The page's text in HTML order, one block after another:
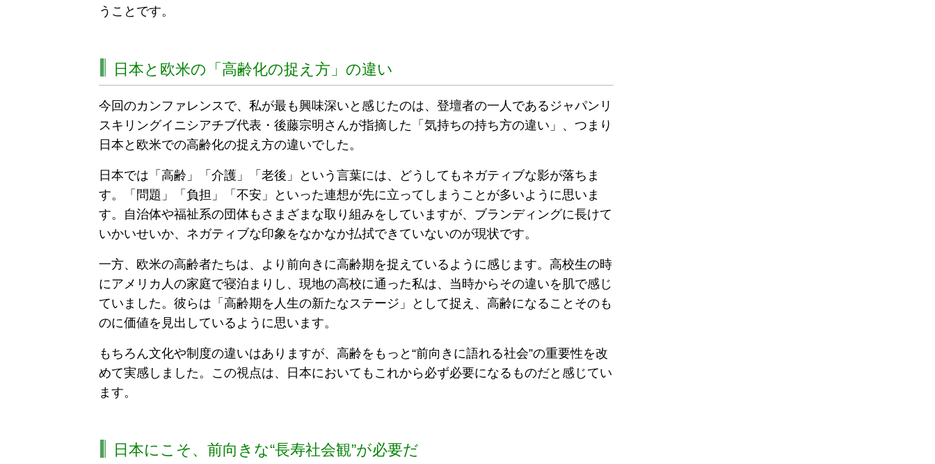
うことです。
日本と欧米の「高齢化の捉え方」の違い
今回のカンファレンスで、私が最も興味深いと感じたのは、登壇者の一人であるジャパンリ
スキリングイニシアチブ代表・後藤宗明さんが指摘した「気持ちの持ち方の違い」、つまり
日本と欧米での高齢化の捉え方の違いでした。
日本では「高齢」「介護」「老後」という言葉には、どうしてもネガティブな影が落ちま
す。「問題」「負担」「不安」といった連想が先に立ってしまうことが多いように思いま
す。自治体や福祉系の団体もさまざまな取り組みをしていますが、ブランディングに長けて
いかいせいか、ネガティブな印象をなかなか払拭できていないのが現状です。
一方、欧米の高齢者たちは、より前向きに高齢期を捉えているように感じます。高校生の時
にアメリカ人の家庭で寝泊まりし、現地の高校に通った私は、当時からその違いを肌で感じ
ていました。彼らは「高齢期を人生の新たなステージ」として捉え、高齢になることそのも
のに価値を見出しているように思います。
もちろん文化や制度の違いはありますが、高齢をもっと“前向きに語れる社会”の重要性を改
めて実感しました。この視点は、日本においてもこれから必ず必要になるものだと感じてい
ます。
日本にこそ、前向きな“長寿社会観”が必要だ